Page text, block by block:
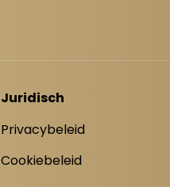
Juridisch
Privacybeleid
Cookiebeleid